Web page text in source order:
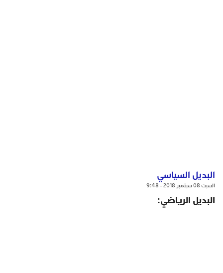
البديل السياسي
السبت 08 سبتمبر 2018 - 9:48
البديل الرياضي: